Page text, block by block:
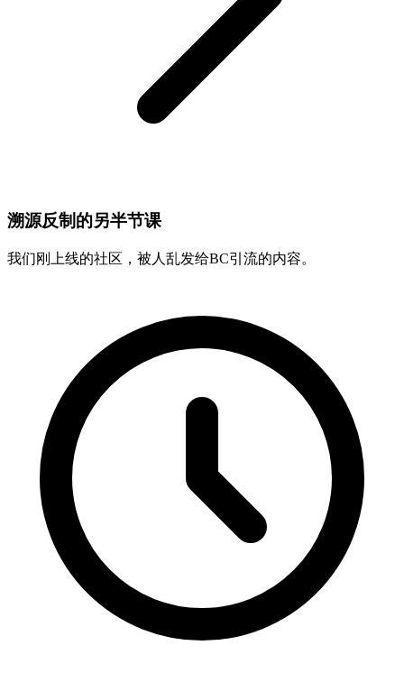
​溯源反制的另半节课
我们刚上线的社区，被人乱发给BC引流的内容。